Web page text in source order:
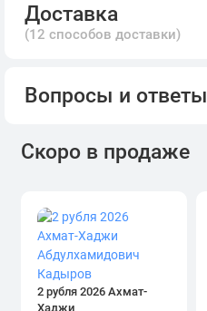
Доставка
(12 способов доставки)
Вопросы и ответы
Скоро в продаже
2 рубля 2026 Ахмат-
Хаджи